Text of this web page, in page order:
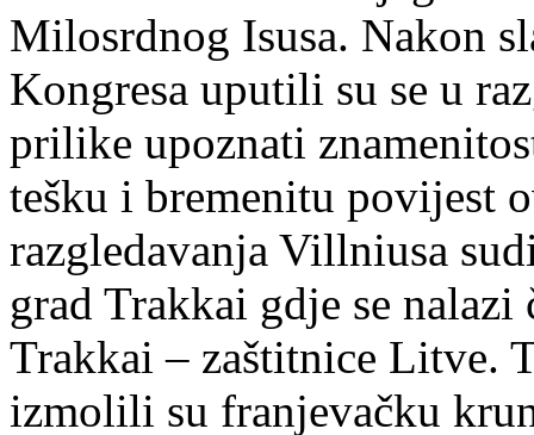
Milosrdnog Isusa. Nakon
Kongresa uputili su se u
prilike upoznati
tešku i bremenitu povijest
razgledavanja Villniusa
grad Trakkai gdje se
Trakkai – zaštitnice Litve.
izmolili su franjevačku